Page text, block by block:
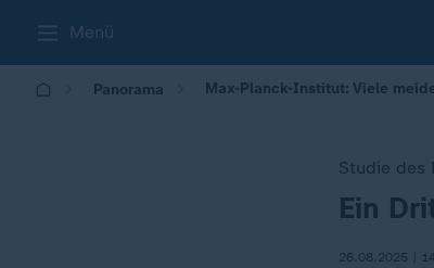
Menü
Panorama Max-Planck-Institut: Viele
Studie des
:Ein
26.08.2025 |